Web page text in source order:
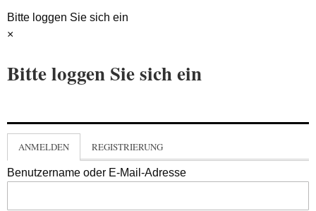
Bitte loggen Sie sich ein
×
Bitte loggen Sie sich ein
ANMELDEN REGISTRIERUNG
Benutzername oder E-Mail-Adresse